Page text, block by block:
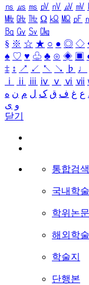
㎱ ㎲ ㎳ ㎴ ㎵ ㎶ ㎷
㎒ ㎓ ㎔ Ω ㏀ ㏁ ㎊
㏃ ㏉ ㏜ ㏆
§ ※ ☆ ★ ○ ● ◎ ◇
♠ ♡ ♥ ♧ ♣ ⊙ ◈ ▣ ◐
‡ ↕ ↗ ↙ ↖ ↘ ♭ ♩
ⅰ
ⅱ ⅲ ⅳ ⅴ ⅵ ⅶ
ع غ ف ق ک ل م ن ه
و ی
닫기
통합검색
국내학
학위논문
해외학
학술지
단행본